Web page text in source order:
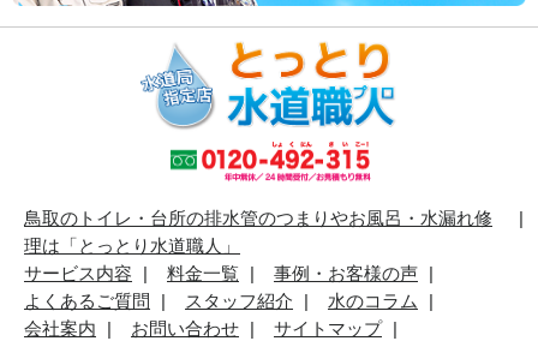
鳥取のトイレ・台所の排水管のつまりやお風呂・水漏れ修
理は「とっとり水道職人」
サービス内容
料金一覧
事例・お客様の声
よくあるご質問
スタッフ紹介
水のコラム
会社案内
お問い合わせ
サイトマップ